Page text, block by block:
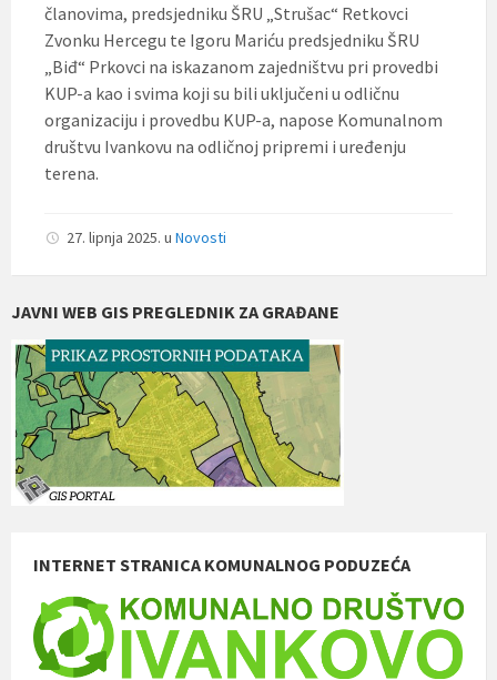
članovima, predsjedniku ŠRU „Strušac“ Retkovci
Zvonku Hercegu te Igoru Mariću predsjedniku ŠRU
„Biđ“ Prkovci na iskazanom zajedništvu pri provedbi
KUP-a kao i svima koji su bili uključeni u odličnu
organizaciju i provedbu KUP-a, napose Komunalnom
društvu Ivankovu na odličnoj pripremi i uređenju
terena.
27. lipnja 2025. u Novosti
JAVNI WEB GIS PREGLEDNIK ZA GRAĐANE
INTERNET STRANICA KOMUNALNOG PODUZEĆA